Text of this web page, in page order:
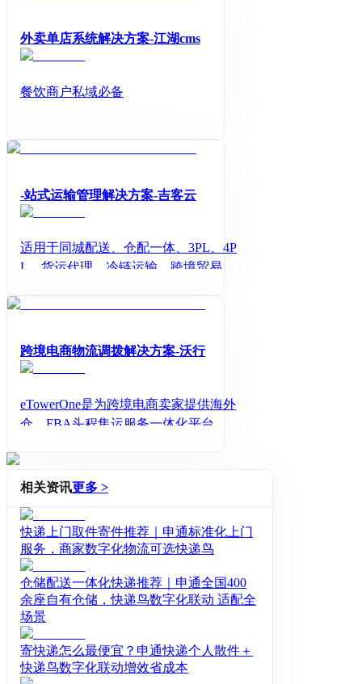
外卖单店系统解决方案-江湖cms
餐饮商户私域必备
-站式运输管理解决方案-吉客云
适用于同城配送、仓配一体、3PL、4P
L、货运代理、冷链运输、跨境贸易等
跨境电商物流调拨解决方案-沃行
eTowerOne是为跨境电商卖家提供海外
仓、FBA头程集运服务一体化平台，
送、并且提供暂存、转运仓储以及海
式跨境物流系统管理。
相关资讯更多 >
快递上门取件寄件推荐｜申通标准化上门
服务，商家数字化物流可选快递鸟
仓储配送一体化快递推荐｜申通全国400
余座自有仓储，快递鸟数字化联动 适配全
场景
寄快递怎么最便宜？申通快递个人散件＋
快递鸟数字化联动增效省成本